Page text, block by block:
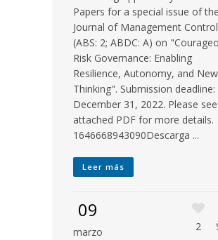
Papers for a special issue of the
Journal of Management Control
(ABS: 2; ABDC: A) on
Risk Governance: Enabling
Resilience, Autonomy, and New
Thinking". Submission deadline:
December 31, 2022. Please
attached PDF for more details.
1646668943090Descarga ...
Leer más
09
marzo 2